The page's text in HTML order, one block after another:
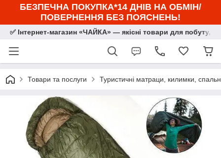
БЕЗПЕЧНА ПОКУПКА*14 ДНІВ НА ОБМІН/
ПОВЕРНЕННЯ БЕЗ ПОЯСНЕНЬ!
✅ Інтернет-магазин «ЧАЙКА» — якісні товари для побуту,
Товари та послуги Туристичні матраци, килимки,